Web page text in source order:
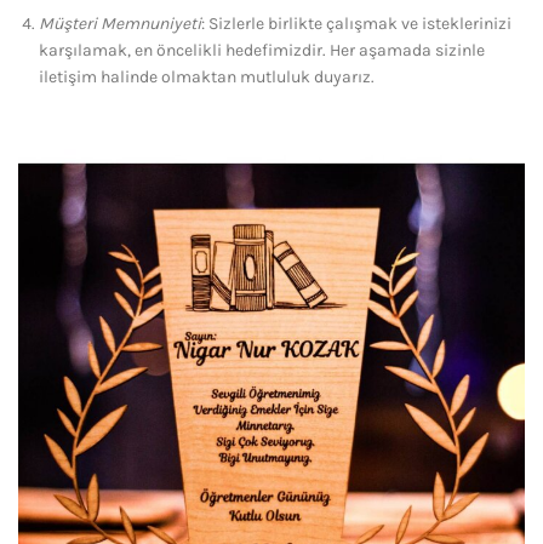
Müşteri Memnuniyeti: Sizlerle birlikte çalışmak ve isteklerinizi
karşılamak, en öncelikli hedefimizdir. Her aşamada sizinle
iletişim halinde olmaktan mutluluk duyarız.